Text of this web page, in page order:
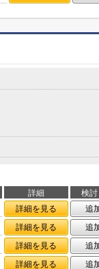
詳細
検討
詳細を見る
追
詳細を見る
追
詳細を見る
追
詳細を見る 追